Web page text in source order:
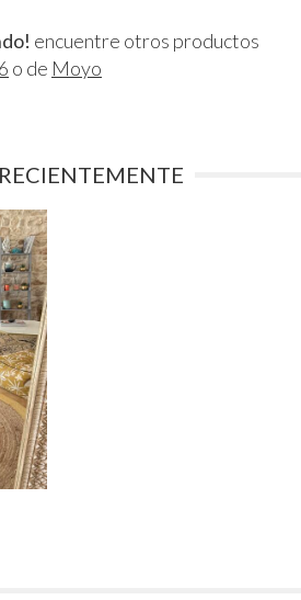
encuentre otros productos
o de Moyo